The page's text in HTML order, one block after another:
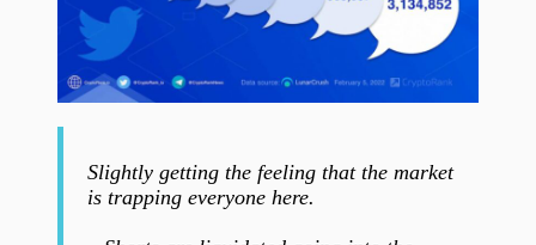
Slightly getting the feeling that the market
is trapping everyone here.